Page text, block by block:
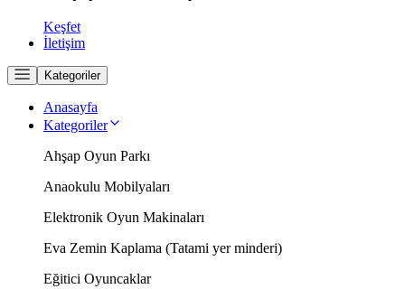
Keşfet
İletişim
Kategoriler
Anasayfa
Kategoriler
Ahşap Oyun Parkı
Anaokulu Mobilyaları
Elektronik Oyun Makinaları
Eva Zemin Kaplama (Tatami yer minderi)
Eğitici Oyuncaklar